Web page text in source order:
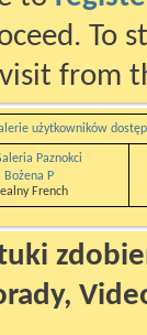
To
from
użytkowników
Bożena P
French